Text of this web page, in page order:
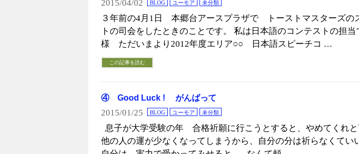
2015/04/02 BLOG ユーモア 未分類
３年前の4月1日 本郷台アースプラザで トーストマスターズの
トの司会をしたときのことです。 私は日本語のコンテストの担
様 ただいまより2012年度エリア○○ 日本語スピーチコ …
この記事を読む
④ Good Luck ! がんばって
2015/01/25 BLOG ユーモア 未分類
息子が大学受験の年 合格祈願に行こうとすると、やめてくれと
他の人の運が少なくなってしまうから、自分の分は祈らなくてい